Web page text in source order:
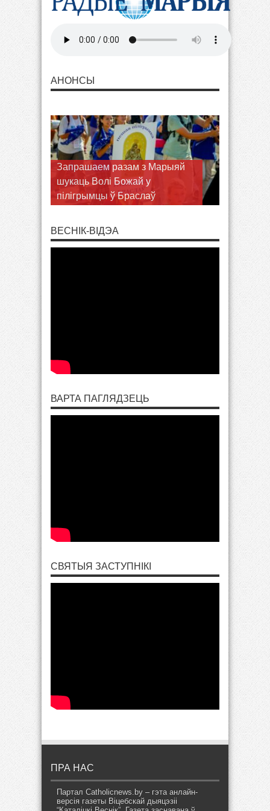
АНОНСЫ
Запрашаем разам з Марыяй
шукаць Волі Божай у
пілігрымцы ў Браслаў
ВЕСНІК-ВІДЭА
ВАРТА ПАГЛЯДЗЕЦЬ
СВЯТЫЯ ЗАСТУПНІКІ
ПРА НАС
Партал Catholicnews.by – гэта анлайн-
версія газеты Віцебскай дыяцэзіі